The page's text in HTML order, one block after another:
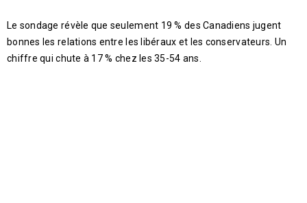
Le sondage révèle que seulement 19 % des Canadiens jugent
bonnes les relations entre les libéraux et les conservateurs. Un
chiffre qui chute à 17 % chez les 35-54 ans.